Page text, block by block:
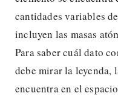
cantidades variables
incluyen las masas
Para saber cuál dato
debe mirar la leyenda,
encuentra en el